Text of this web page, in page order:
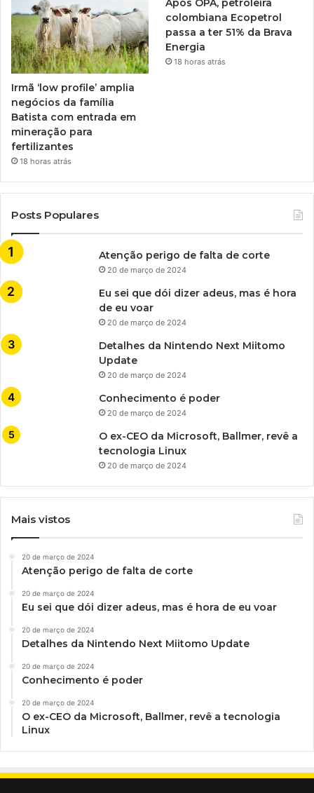
Irmã ‘low profile’ amplia
negócios da família
Batista com entrada em
mineração para
fertilizantes
18 horas atrás
Após OPA, petroleira
colombiana Ecopetrol
passa a ter 51% da Brava
Energia
18 horas atrás
Posts Populares
Atenção perigo de falta de corte
20 de março de 2024
Eu sei que dói dizer adeus, mas é hora
de eu voar
20 de março de 2024
Detalhes da Nintendo Next Miitomo
Update
20 de março de 2024
Conhecimento é poder
20 de março de 2024
O ex-CEO da Microsoft, Ballmer, revê a
tecnologia Linux
20 de março de 2024
Mais vistos
20 de março de 2024
Atenção perigo de falta de corte
20 de março de 2024
Eu sei que dói dizer adeus, mas é hora de eu voar
20 de março de 2024
Detalhes da Nintendo Next Miitomo Update
20 de março de 2024
Conhecimento é poder
20 de março de 2024
O ex-CEO da Microsoft, Ballmer, revê a tecnologia
Linux